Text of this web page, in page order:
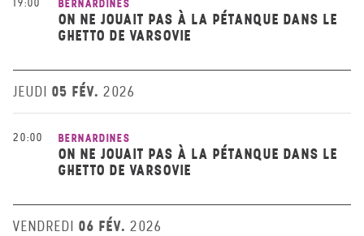
BERNARDINES
ON NE JOUAIT PAS À LA PÉTANQUE DANS LE
GHETTO DE VARSOVIE
JEUDI 05 FÉV. 2026
20:00 BERNARDINES
ON NE JOUAIT PAS À LA PÉTANQUE DANS LE
GHETTO DE VARSOVIE
VENDREDI 06 FÉV. 2026